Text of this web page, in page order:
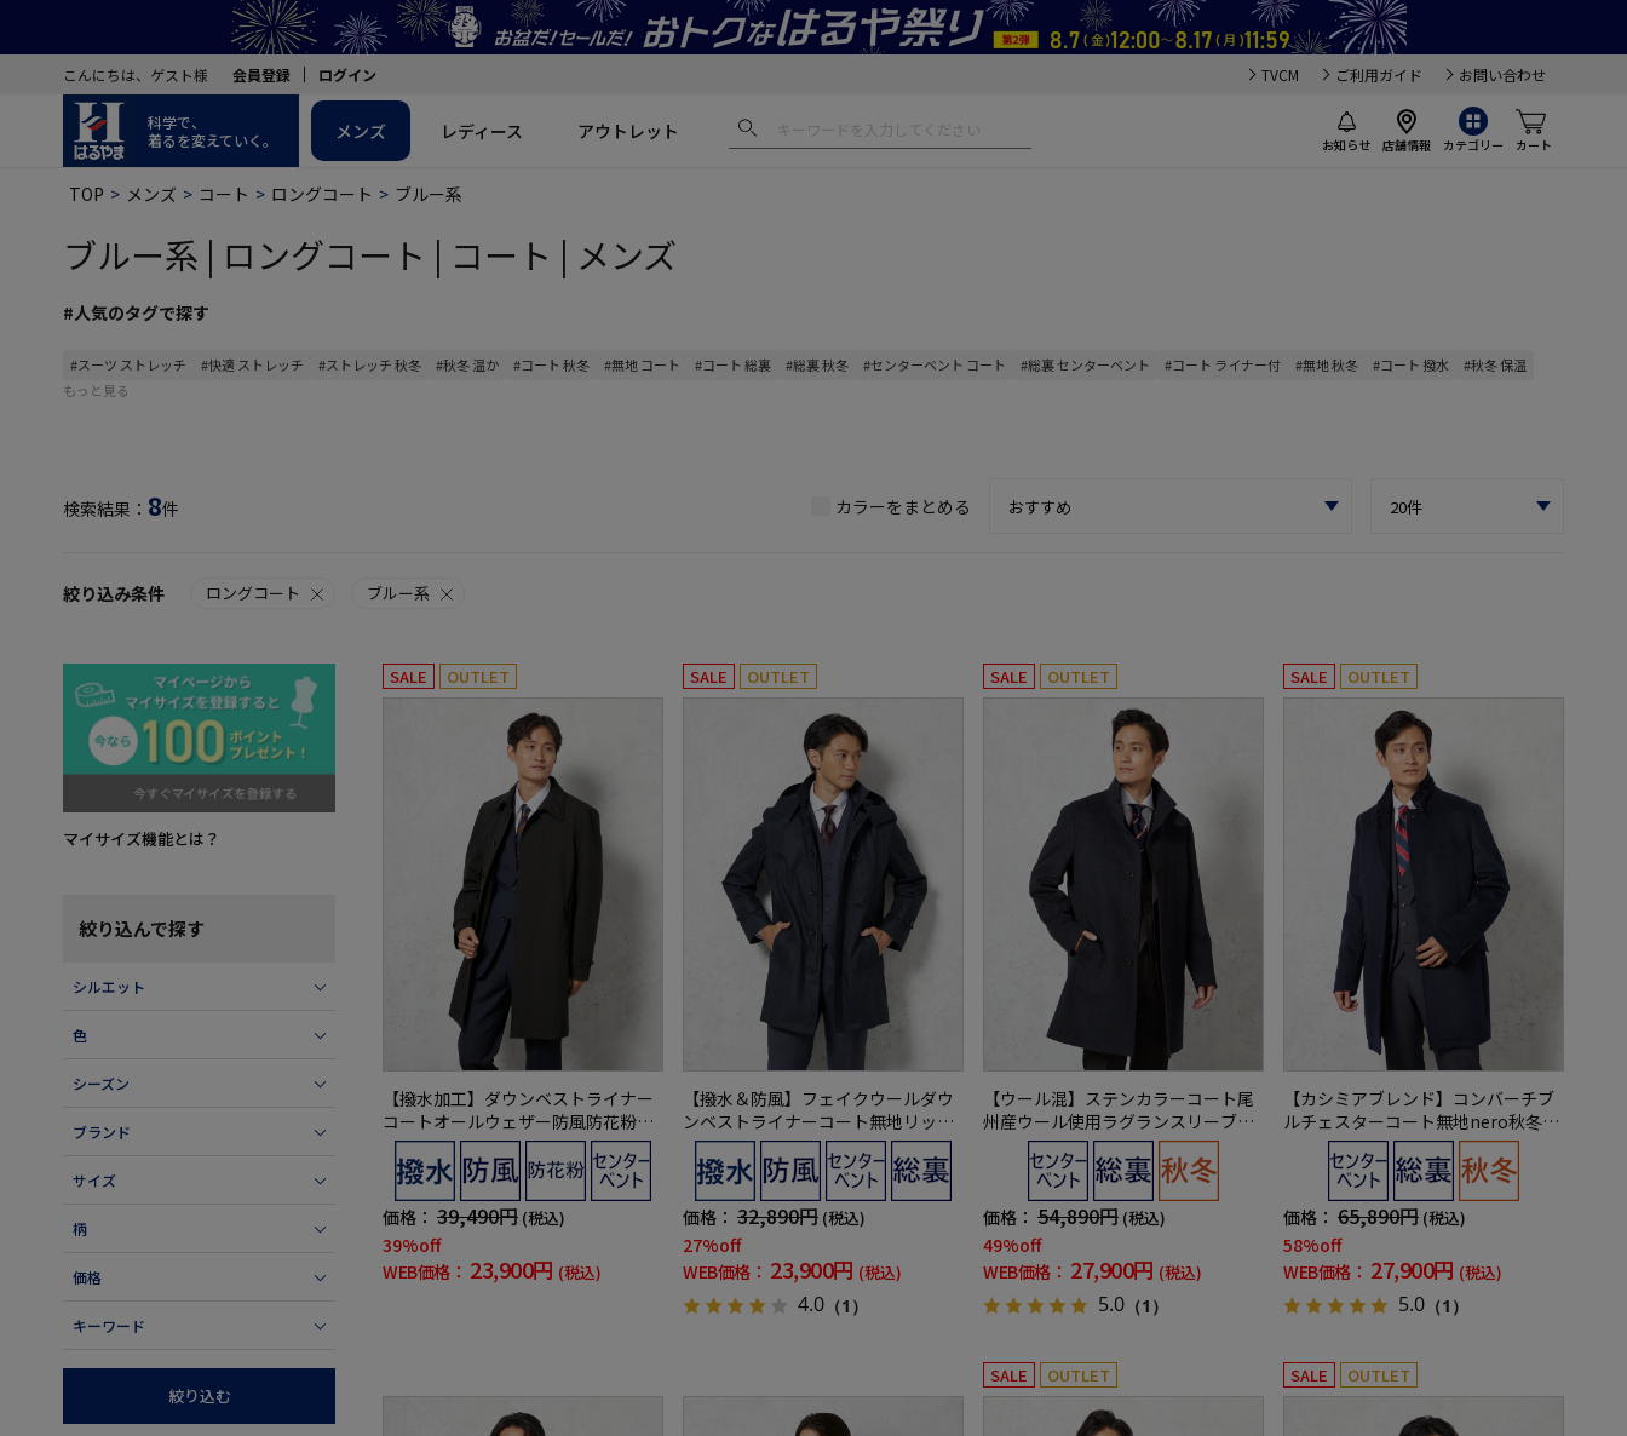
こんにちは、ゲスト様 会員登録 ログイン TVCM ご利用ガイド お問い合わせ
科学で、
着るを変えていく。
お知らせ 店舗情報 カテゴリー カート
メンズ レディース アウトレット
TOP メンズ コート ロングコート ブルー系
ブルー系 | ロングコート | コート | メンズ
#人気のタグで探す
#スーツ ストレッチ #快適 ストレッチ #ストレッチ 秋冬 #秋冬 温か #コート 秋冬 #無地 コート #コート 総裏 #総裏 秋冬 #センターベント コート #総裏 センターベント #コート ライナー付 #無地 秋冬 #コート 撥水
#秋冬 保温
もっと見る
検索結果： 8件 カラーをまとめる
絞り込み条件 ロングコート ブルー系
マイサイズ機能とは？
絞り込んで探す
シルエット
色
シーズン
ブランド
サイズ
柄
価格
キーワード
絞り込む
SALE OUTLET
【撥水加工】ダウンベストライナー
コートオールウェザー防風防花粉無
地nero秋冬【スリムデザイン】
価格： 39,490円 (税込)
39%off
WEB価格： 23,900円 (税込)
SALE OUTLET
【撥水＆防風】フェイクウールダウ
ンベストライナーコート無地リッケ
ンバッカーブラックフェイス秋冬
価格： 32,890円 (税込)
27%off
WEB価格： 23,900円 (税込)
4.0 （1）
SALE OUTLET
【ウール混】ステンカラーコート尾
州産ウール使用ラグランスリーブヘ
リンボンリッケンバッカー秋冬
価格： 54,890円 (税込)
49%off
WEB価格： 27,900円 (税込)
5.0 （1）
SALE OUTLET
【カシミアブレンド】コンバーチブ
ルチェスターコート無地nero秋冬
【スリムデザイン】
価格： 65,890円 (税込)
58%off
WEB価格： 27,900円 (税込)
5.0 （1）
SALE OUTLET SALE OUTLET